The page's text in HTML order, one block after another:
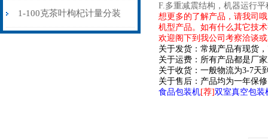
备 按个数下料的分装机器生
1-100克茶叶枸杞计量分装
F.多重减震结构，机器运行
想更多的了解产品，请我司
机型产品。如有什么其它技
欢迎阁下到我公司考察洽谈
关于发货：常规产品有现货
关于运费：所有产品都是厂
关于收货：一般物流为3-7天
关于售后：产品均为一年保
食品包装机[荐]双室真空包装